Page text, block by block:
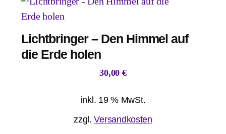
Lichtbringer – Den Himmel auf
die Erde holen
30,00 €
inkl. 19 % MwSt.
zzgl.Versandkosten